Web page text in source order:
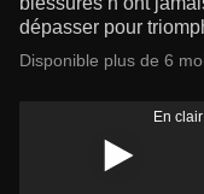
dépasser pour
Disponible plus de 6
En clair